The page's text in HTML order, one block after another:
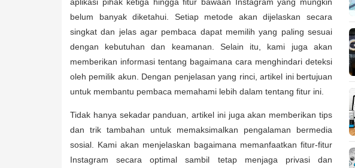
belum banyak diketahui. Setiap metode akan dijelaskan secara
singkat dan jelas agar pembaca dapat memilih yang paling sesuai
dengan kebutuhan dan keamanan. Selain itu, kami juga akan
memberikan informasi tentang bagaimana cara menghindari deteksi
oleh pemilik akun. Dengan penjelasan yang rinci, artikel ini bertujuan
untuk membantu pembaca memahami lebih dalam tentang fitur ini.
Tidak hanya sekadar panduan, artikel ini juga akan memberikan tips
dan trik tambahan untuk memaksimalkan pengalaman bermedia
sosial. Kami akan menjelaskan bagaimana memanfaatkan fitur-fitur
Instagram secara optimal sambil tetap menjaga privasi dan